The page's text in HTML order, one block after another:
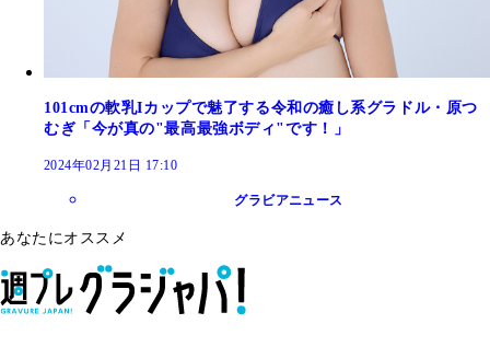
101cmの軟乳Iカップで魅了する令和の癒し系グラドル・原つ
むぎ「今が真の"最高最強ボディ"です！」
2024年02月21日 17:10
グラビアニュース
あなたにオススメ